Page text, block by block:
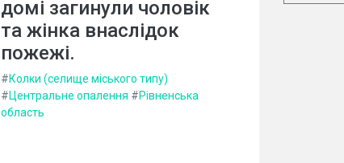
домі загинули чоловік
та жінка внаслідок
пожежі.
#Колки (селище міського типу)
#Центральне опалення #Рівненська
область